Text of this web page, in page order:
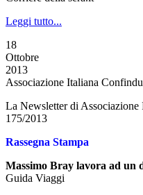
Leggi tutto...
18
Ottobre
2013
Associazione Italiana
La Newsletter di
175/2013
Rassegna Stampa
Massimo Bray lavora ad un
Guida Viaggi